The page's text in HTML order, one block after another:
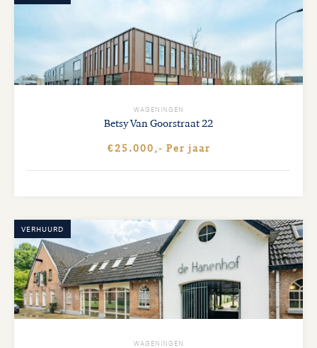
WAGENINGEN
Betsy Van Goorstraat22
€25.000,- Per jaar
VERHUURD
WAGENINGEN